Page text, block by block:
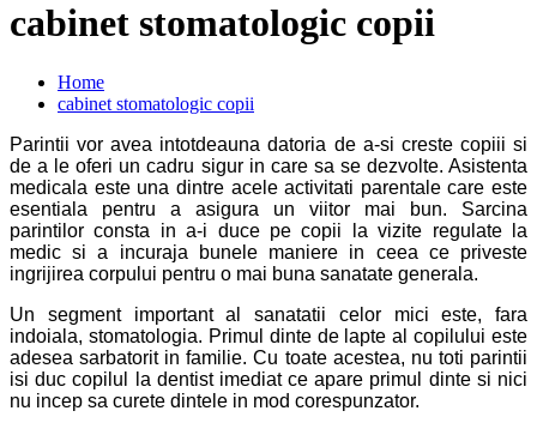
cabinet stomatologic copii
Home
cabinet stomatologic copii
Parintii vor avea intotdeauna datoria de a-si creste copiii si
de a le oferi un cadru sigur in care sa se dezvolte. Asistenta
medicala este una dintre acele activitati parentale care este
esentiala pentru a asigura un viitor mai bun. Sarcina
parintilor consta in a-i duce pe copii la vizite regulate la
medic si a incuraja bunele maniere in ceea ce priveste
ingrijirea corpului pentru o mai buna sanatate generala.
Un segment important al sanatatii celor mici este, fara
indoiala, stomatologia. Primul dinte de lapte al copilului este
adesea sarbatorit in familie. Cu toate acestea, nu toti parintii
isi duc copilul la dentist imediat ce apare primul dinte si nici
nu incep sa curete dintele in mod corespunzator.